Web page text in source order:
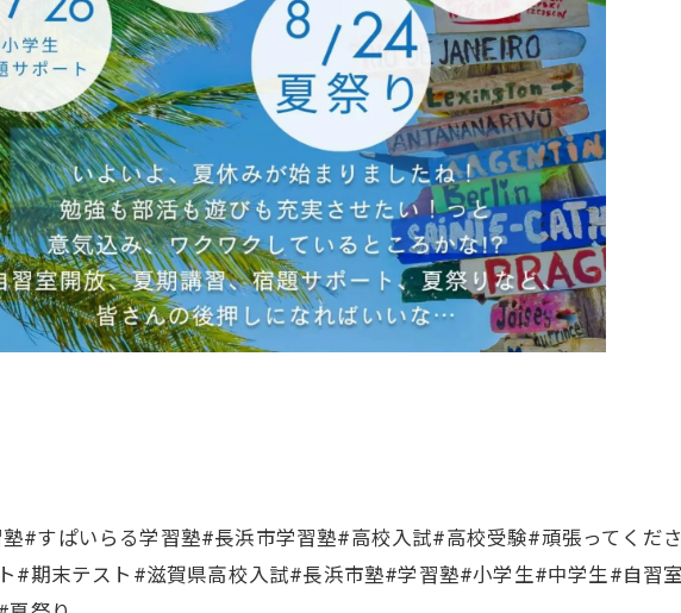
#すぱいらる学習塾#長浜市学習塾#高校入試#高校受験#頑張ってくだ
#期末テスト#滋賀県高校入試#長浜市塾#学習塾#小学生#中学生#自習